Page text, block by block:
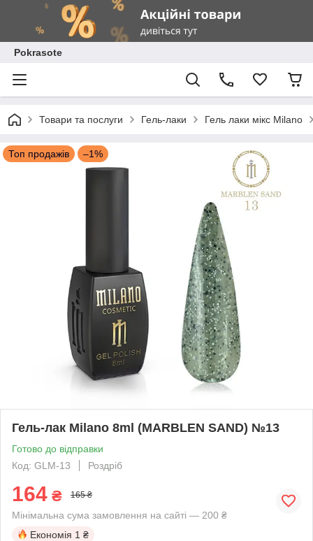
Pokrasote
Товари та послуги Гель-лаки Гель лаки мікс Milano
Топ продажів –1%
Гель-лак Milano 8ml (MARBLEN SAND) №13
Готово до відправки
Код: GLM-13
Роздріб
164 ₴ 165 ₴
Мінімальна сума замовлення на сайті — 200 ₴
Економія 1 ₴